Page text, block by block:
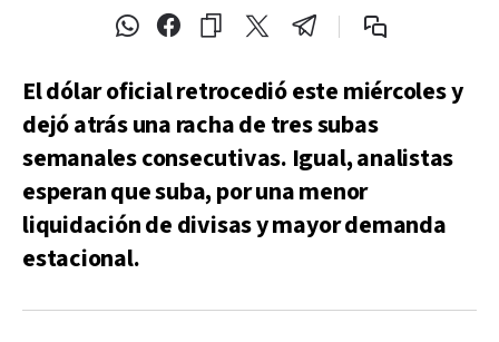
El dólar oficial retrocedió este miércoles y
dejó atrás una racha de tres subas
semanales consecutivas. Igual, analistas
esperan que suba, por una menor
liquidación de divisas y mayor demanda
estacional.